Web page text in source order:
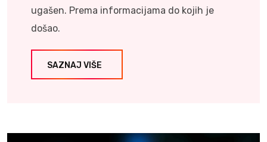
ugašen. Prema informacijama do kojih je
došao.
SAZNAJ VIŠE